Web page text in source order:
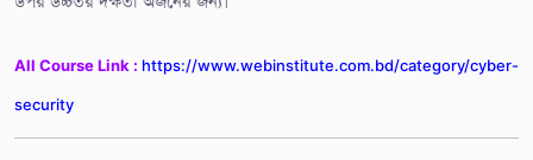
All Course Link : https://www.webinstitute.com.bd/category/cyber-
security